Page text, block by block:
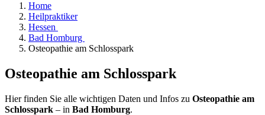
Home
Heilpraktiker
Hessen
Bad Homburg
Osteopathie am Schlosspark
Osteopathie am Schlosspark
Hier finden Sie alle wichtigen Daten und Infos zu Osteopathie am
Schlosspark – in Bad Homburg.